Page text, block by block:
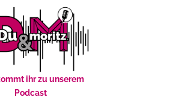
ihr zu unserem
Podcast